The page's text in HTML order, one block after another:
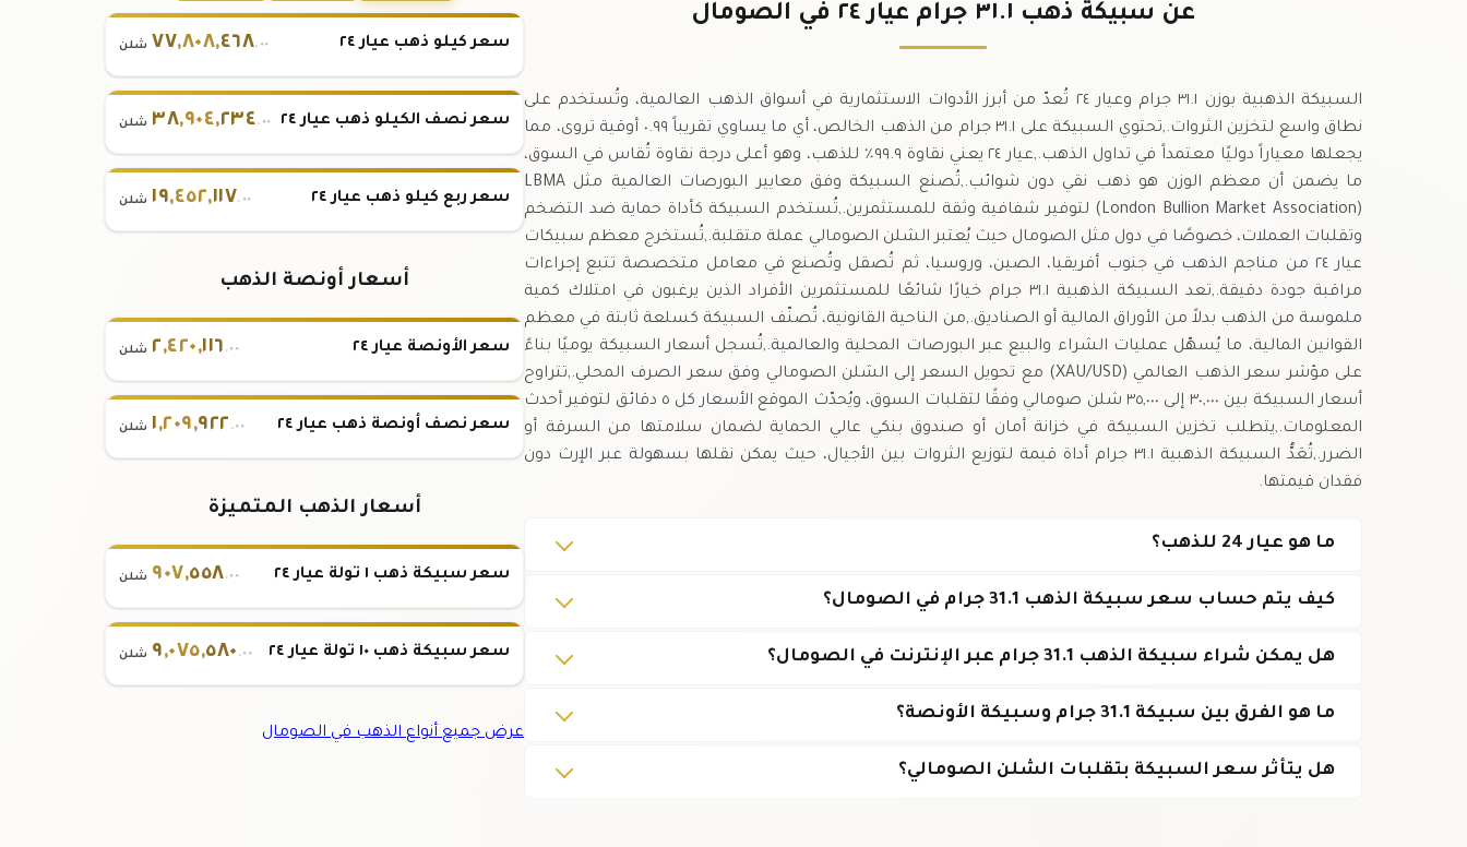
٢ ٣٥٠, ٩٤٢ شلن (+٢.٦٦%) عن سبيكة ذهب ٣١.١ جرام عيار ٢٤ في الصومال
السبيكة الذهبية بوزن ٣١.١ جرام وعيار ٢٤ تُعدّ من أبرز الأدوات الاستثمارية في أسواق الذهب العالمية، وتُستخدم على
نطاق واسع لتخزين الثروات.,تحتوي السبيكة على ٣١.١ جرام من الذهب الخالص، أي ما يساوي تقريباً ٠.٩٩ أوقية تروى، مما
يجعلها معياراً دوليًا معتمداً في تداول الذهب.,عيار ٢٤ يعني نقاوة ٩٩.٩٪ للذهب، وهو أعلى درجة نقاوة تُقاس في السوق،
ما يضمن أن معظم الوزن هو ذهب نقي دون شوائب.,تُصنع السبيكة وفق معايير البورصات العالمية مثل LBMA
(London Bullion Market Association) لتوفير شفافية وثقة للمستثمرين.,تُستخدم السبيكة كأداة حماية ضد التضخم
وتقلبات العملات، خصوصًا في دول مثل الصومال حيث يُعتبر الشلن الصومالي عملة متقلبة.,تُستخرج معظم سبيكات
عيار ٢٤ من مناجم الذهب في جنوب أفريقيا، الصين، وروسيا، ثم تُصقل وتُصنع في معامل متخصصة تتبع إجراءات
مراقبة جودة دقيقة.,تعد السبيكة الذهبية ٣١.١ جرام خيارًا شائعًا للمستثمرين الأفراد الذين يرغبون في امتلاك كمية
ملموسة من الذهب بدلاً من الأوراق المالية أو الصناديق.,من الناحية القانونية، تُصنّف السبيكة كسلعة ثابتة في معظم
القوانين المالية، ما يُسهّل عمليات الشراء والبيع عبر البورصات المحلية والعالمية.,تُسجل أسعار السبيكة يوميًا بناءً
على مؤشر سعر الذهب العالمي (XAU/USD) مع تحويل السعر إلى الشلن الصومالي وفق سعر الصرف المحلي.,تتراوح
أسعار السبيكة بين ٣٠,٠٠٠ إلى ٣٥,٠٠٠ شلن صومالي وفقًا لتقلبات السوق، ويُحدّث الموقع الأسعار كل ٥ دقائق لتوفير أحدث
المعلومات.,يتطلب تخزين السبيكة في خزانة أمان أو صندوق بنكي عالي الحماية لضمان سلامتها من السرقة أو
الضرر.,تُعَدُّ السبيكة الذهبية ٣١.١ جرام أداة قيمة لتوزيع الثروات بين الأجيال، حيث يمكن نقلها بسهولة عبر الإرث دون
فقدان قيمتها.
ما هو عيار 24 للذهب؟
كيف يتم حساب سعر سبيكة الذهب 31.1 جرام في الصومال؟
هل يمكن شراء سبيكة الذهب 31.1 جرام عبر الإنترنت في الصومال؟
ما هو الفرق بين سبيكة 31.1 جرام وسبيكة الأونصة؟
هل يتأثر سعر السبيكة بتقلبات الشلن الصومالي؟
سعر كيلو ذهب عيار ٢٤ ٧٧,٨٠٨,٤٦٨.٠٠ شلن
سعر نصف الكيلو ذهب عيار ٢٤ ٣٨,٩٠٤,٢٣٤.٠٠ شلن
سعر ربع كيلو ذهب عيار ٢٤ ١٩,٤٥٢,١١٧.٠٠ شلن
أسعار أونصة الذهب
سعر الأونصة عيار ٢٤ ٢,٤٢٠,١١٦ .٠٠ شلن
سعر نصف أونصة ذهب عيار ٢٤ ١,٢٠٩,٩٢٢ .٠٠ شلن
أسعار الذهب المتميزة
سعر سبيكة ذهب ١ تولة عيار ٢٤ ٩٠٧,٥٥٨.٠٠ شلن
سعر سبيكة ذهب ١٠ تولة عيار ٢٤ ٩,٠٧٥,٥٨٠ .٠٠ شلن
عرض جميع أنواع الذهب في الصومال